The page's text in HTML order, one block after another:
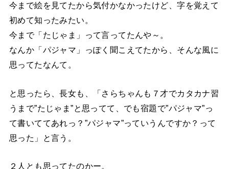
今まで絵を見てたから気付かなかったけど、字を覚えて
初めて知ったみたい。
今まで「たじゃま」って言ってたんや～。
なんか「パジャマ」っぽく聞こえてたから、そんな風に
思ってたなんて。
と思ったら、長女も、「さらちゃんも７才でカタカナ習
うまで”たじゃま”と思ってて、でも宿題で”パジャマ”っ
て書いててあれっ？”パジャマ”っていうんですか？って
思った」と言う。
２人とも思ってたのかー。